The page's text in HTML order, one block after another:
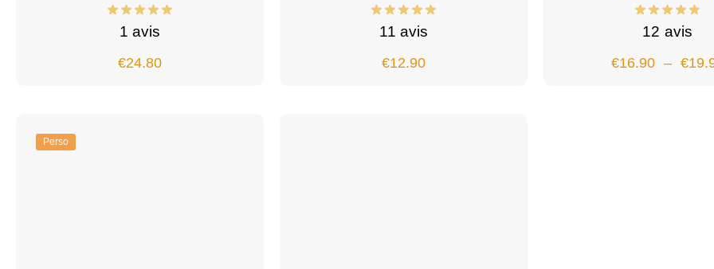
1 avis
€24.80
11 avis
€12.90
12 avis
€16.90 – €
Perso